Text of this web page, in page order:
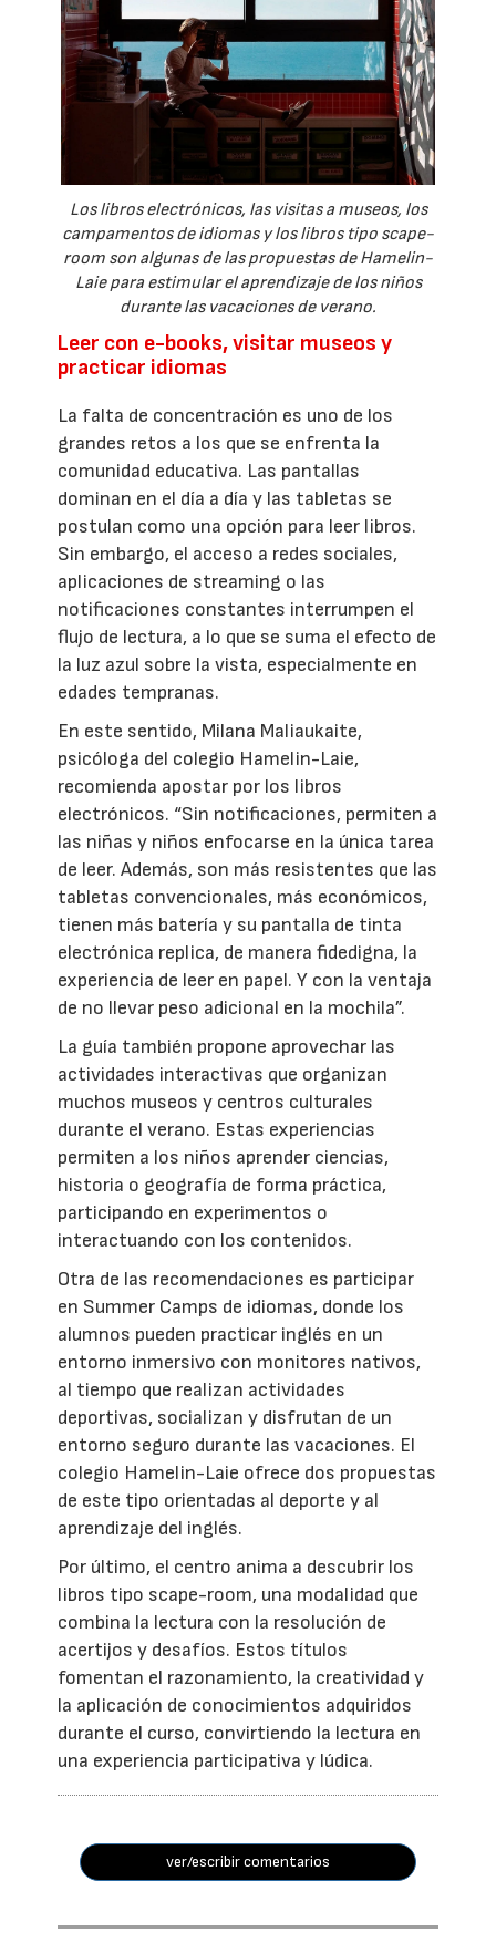
Los libros electrónicos, las visitas a museos, los
campamentos de idiomas y los libros tipo scape-
room son algunas de las propuestas de Hamelin-
Laie para estimular el aprendizaje de los niños
durante las vacaciones de verano.
Leer con e-books, visitar museos y
practicar idiomas
La falta de concentración es uno de los
grandes retos a los que se enfrenta la
comunidad educativa. Las pantallas
dominan en el día a día y las tabletas se
postulan como una opción para leer libros.
Sin embargo, el acceso a redes sociales,
aplicaciones de streaming o las
notificaciones constantes interrumpen el
flujo de lectura, a lo que se suma el efecto de
la luz azul sobre la vista, especialmente en
edades tempranas.
En este sentido, Milana Maliaukaite,
psicóloga del colegio Hamelin-Laie,
recomienda apostar por los libros
electrónicos. “Sin notificaciones, permiten a
las niñas y niños enfocarse en la única tarea
de leer. Además, son más resistentes que las
tabletas convencionales, más económicos,
tienen más batería y su pantalla de tinta
electrónica replica, de manera fidedigna, la
experiencia de leer en papel. Y con la ventaja
de no llevar peso adicional en la mochila”.
La guía también propone aprovechar las
actividades interactivas que organizan
muchos museos y centros culturales
durante el verano. Estas experiencias
permiten a los niños aprender ciencias,
historia o geografía de forma práctica,
participando en experimentos o
interactuando con los contenidos.
Otra de las recomendaciones es participar
en Summer Camps de idiomas, donde los
alumnos pueden practicar inglés en un
entorno inmersivo con monitores nativos,
al tiempo que realizan actividades
deportivas, socializan y disfrutan de un
entorno seguro durante las vacaciones. El
colegio Hamelin-Laie ofrece dos propuestas
de este tipo orientadas al deporte y al
aprendizaje del inglés.
Por último, el centro anima a descubrir los
libros tipo scape-room, una modalidad que
combina la lectura con la resolución de
acertijos y desafíos. Estos títulos
fomentan el razonamiento, la creatividad y
la aplicación de conocimientos adquiridos
durante el curso, convirtiendo la lectura en
una experiencia participativa y lúdica.
ver/escribir comentarios